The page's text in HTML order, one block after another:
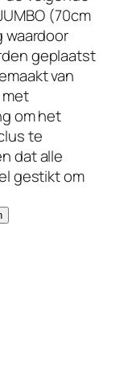
(70cm
waardoor
geplaatst
van
om het
te
dat alle
gestikt om